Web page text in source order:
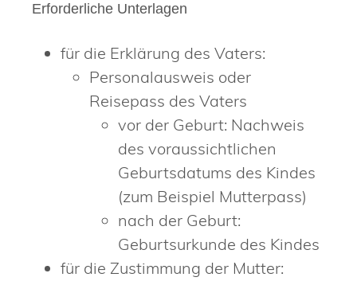
Erforderliche Unterlagen
für die Erklärung des Vaters:
Personalausweis oder
Reisepass des Vaters
vor der Geburt: Nachweis
des voraussichtlichen
Geburtsdatums des Kindes
(zum Beispiel Mutterpass)
nach der Geburt:
Geburtsurkunde des Kindes
für die Zustimmung der Mutter: